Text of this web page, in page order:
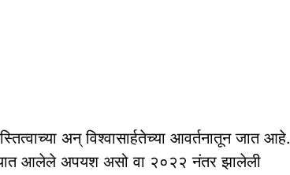
अन् विश्वासार्हतेच्या आवर्तनातून जात आहे.
आलेले अपयश असो वा २०२२ नंतर झालेली